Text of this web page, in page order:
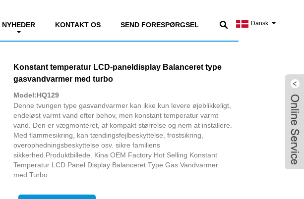
Dansk
NYHEDER KONTAKT OS SEND FORESPØRGSEL
Konstant temperatur LCD-paneldisplay Balanceret type
gasvandvarmer med turbo
Model:HQ129
Denne tvungen type gasvandvarmer kan ikke kun levere øjeblikkeligt,
endeløst varmt vand efter behov, men konstant temperatur varmt
vand. Den er vægmonteret, af kompakt størrelse og nem at installere.
Med flammesikring, kan tændingsfejlbeskyttelse, frostsikring,
overophedningsbeskyttelse osv. sikre familiens
sikkerhed.Produktbillede. Kina OEM Factory Hot Selling Konstant
Temperatur LCD Panel Display Balanceret Type Gas Vandvarmer
med Turbo